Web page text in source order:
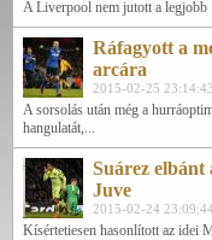
A Liverpool nem jutott a legjobb
Ráfagyott a
arcára
2015-02-25 23:14:43
A sorsolás után még a
hangulatát,...
Suárez elbánt
Juve
2015-02-24 23:09:44
Kísértetiesen hasonlított az idei